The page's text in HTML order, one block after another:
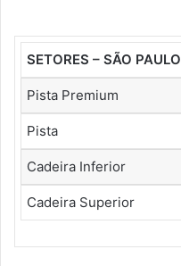
SETORES – SÃO PAULO
Pista Premium
Pista
Cadeira Inferior
Cadeira Superior